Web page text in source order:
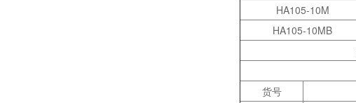
HA105-10M
HA105-10MB
货号